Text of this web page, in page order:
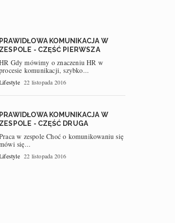
PRAWIDŁOWA KOMUNIKACJA W
ZESPOLE - CZĘŚĆ PIERWSZA
Gdy mówimy o znaczeniu HR w
komunikacji, szybko...
22 listopada 2016
PRAWIDŁOWA KOMUNIKACJA W
ZESPOLE - CZĘŚĆ DRUGA
w zespole Choć o komunikowaniu się
się...
22 listopada 2016